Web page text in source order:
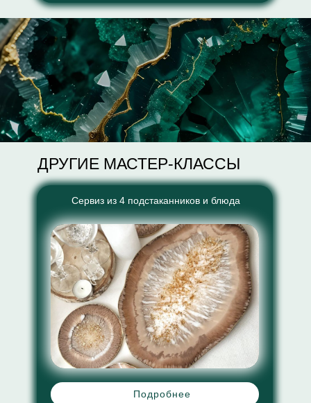
ДРУГИЕ МАСТЕР-КЛАССЫ
Сервиз из 4 подстаканников и блюда
Подробнее